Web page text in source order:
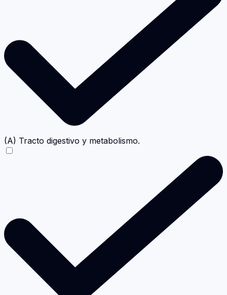
(A) Tracto digestivo y metabolismo.